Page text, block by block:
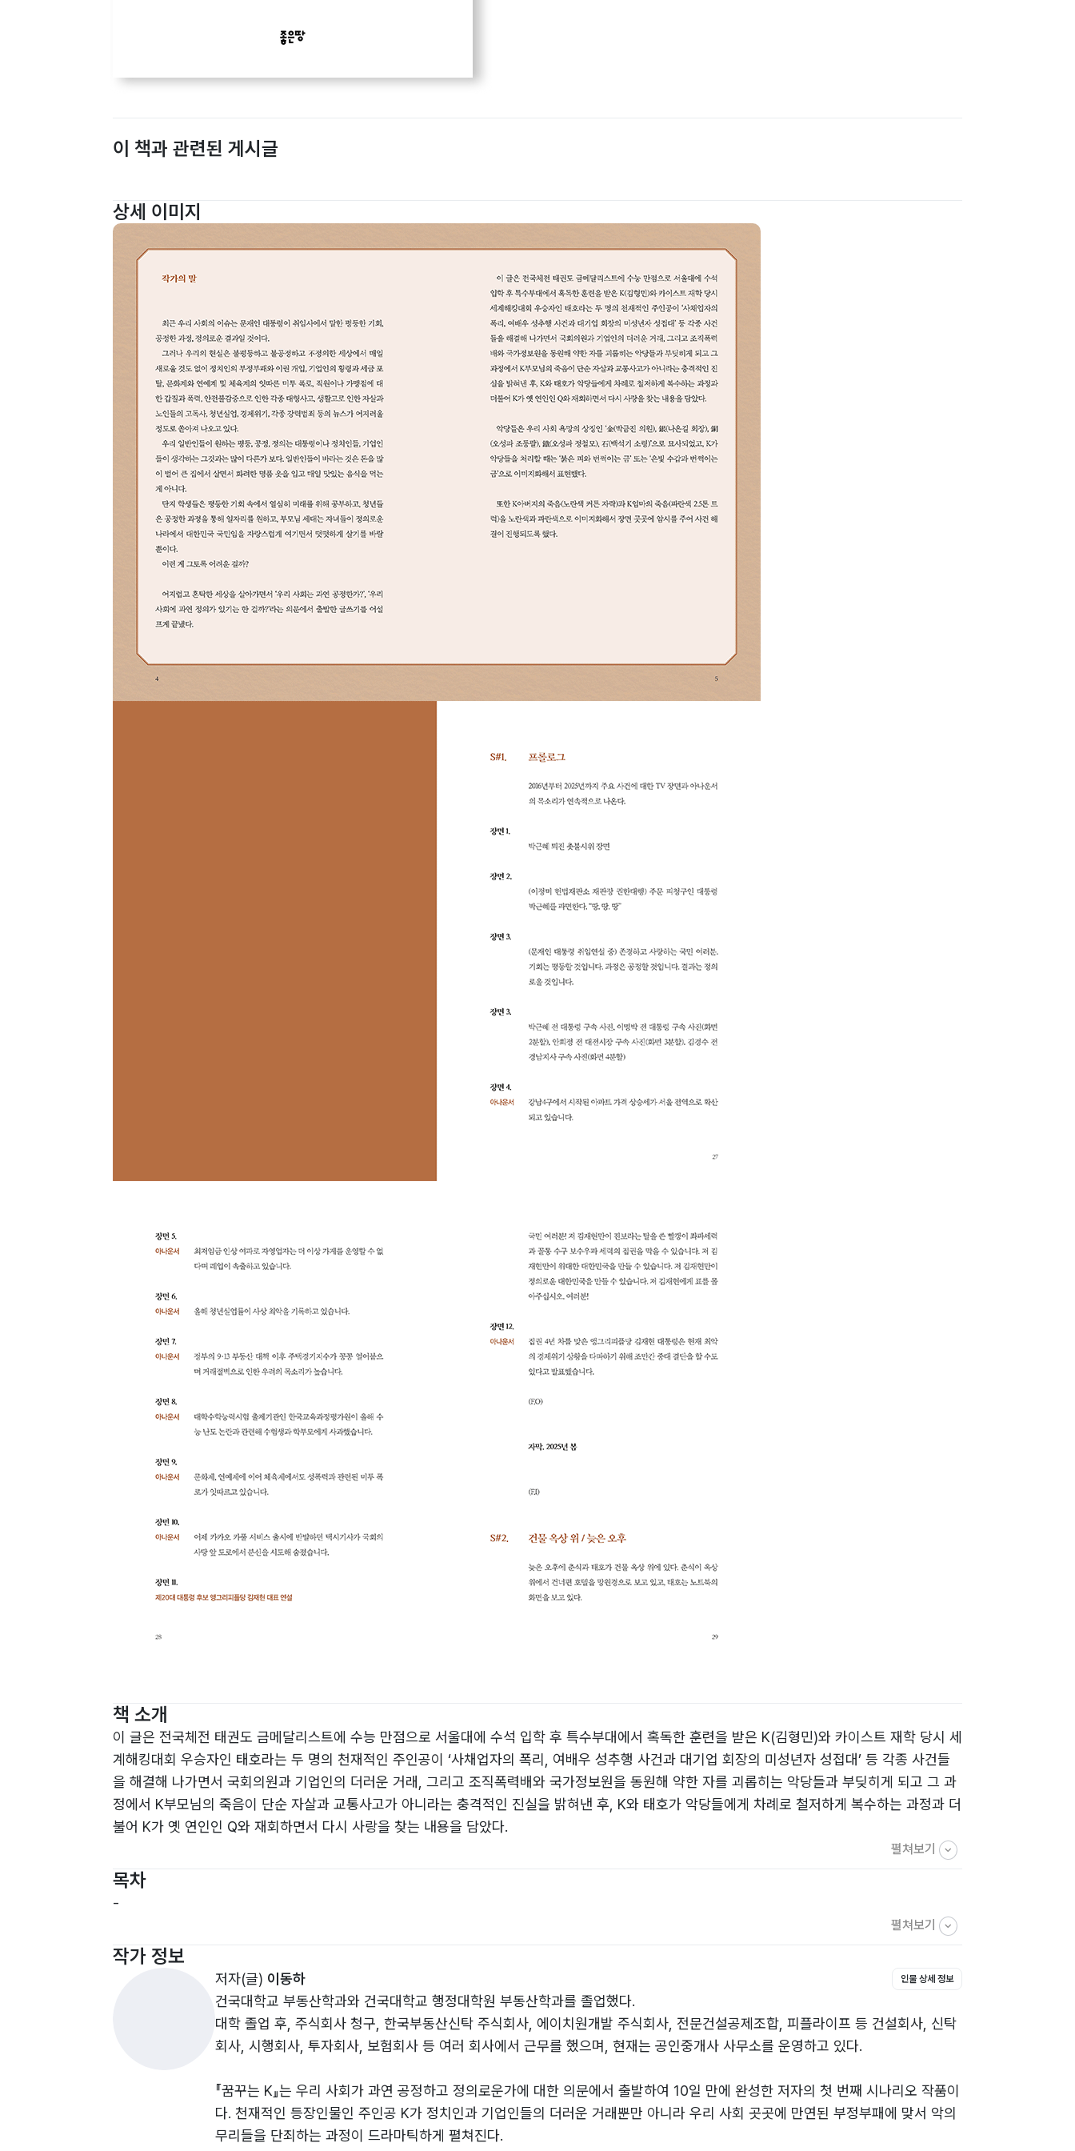
이 책과 관련된 게시글
상세 이미지
책 소개
이 글은 전국체전 태권도 금메달리스트에 수능 만점으로 서울대에 수석 입학 후 특수부대에서 혹독한 훈련을 받은 K(김형민)와 카이스트 재학 당시 세
계해킹대회 우승자인 태호라는 두 명의 천재적인 주인공이 ‘사채업자의 폭리, 여배우 성추행 사건과 대기업 회장의 미성년자 성접대’ 등 각종 사건들
을 해결해 나가면서 국회의원과 기업인의 더러운 거래, 그리고 조직폭력배와 국가정보원을 동원해 약한 자를 괴롭히는 악당들과 부딪히게 되고 그 과
정에서 K부모님의 죽음이 단순 자살과 교통사고가 아니라는 충격적인 진실을 밝혀낸 후, K와 태호가 악당들에게 차례로 철저하게 복수하는 과정과 더
불어 K가 옛 연인인 Q와 재회하면서 다시 사랑을 찾는 내용을 담았다.
펼쳐보기
목차
-
펼쳐보기
작가 정보
저자(글) 이동하 인물 상세 정보
건국대학교 부동산학과와 건국대학교 행정대학원 부동산학과를 졸업했다.
대학 졸업 후, 주식회사 청구, 한국부동산신탁 주식회사, 에이치원개발 주식회사, 전문건설공제조합, 피플라이프 등 건설회사, 신탁
회사, 시행회사, 투자회사, 보험회사 등 여러 회사에서 근무를 했으며, 현재는 공인중개사 사무소를 운영하고 있다.
『꿈꾸는 K』는 우리 사회가 과연 공정하고 정의로운가에 대한 의문에서 출발하여 10일 만에 완성한 저자의 첫 번째 시나리오 작품이
다. 천재적인 등장인물인 주인공 K가 정치인과 기업인들의 더러운 거래뿐만 아니라 우리 사회 곳곳에 만연된 부정부패에 맞서 악의
무리들을 단죄하는 과정이 드라마틱하게 펼쳐진다.